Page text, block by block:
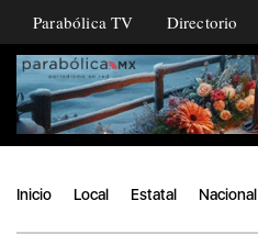
Parabólica TV Directorio
Inicio Local Estatal Nacional